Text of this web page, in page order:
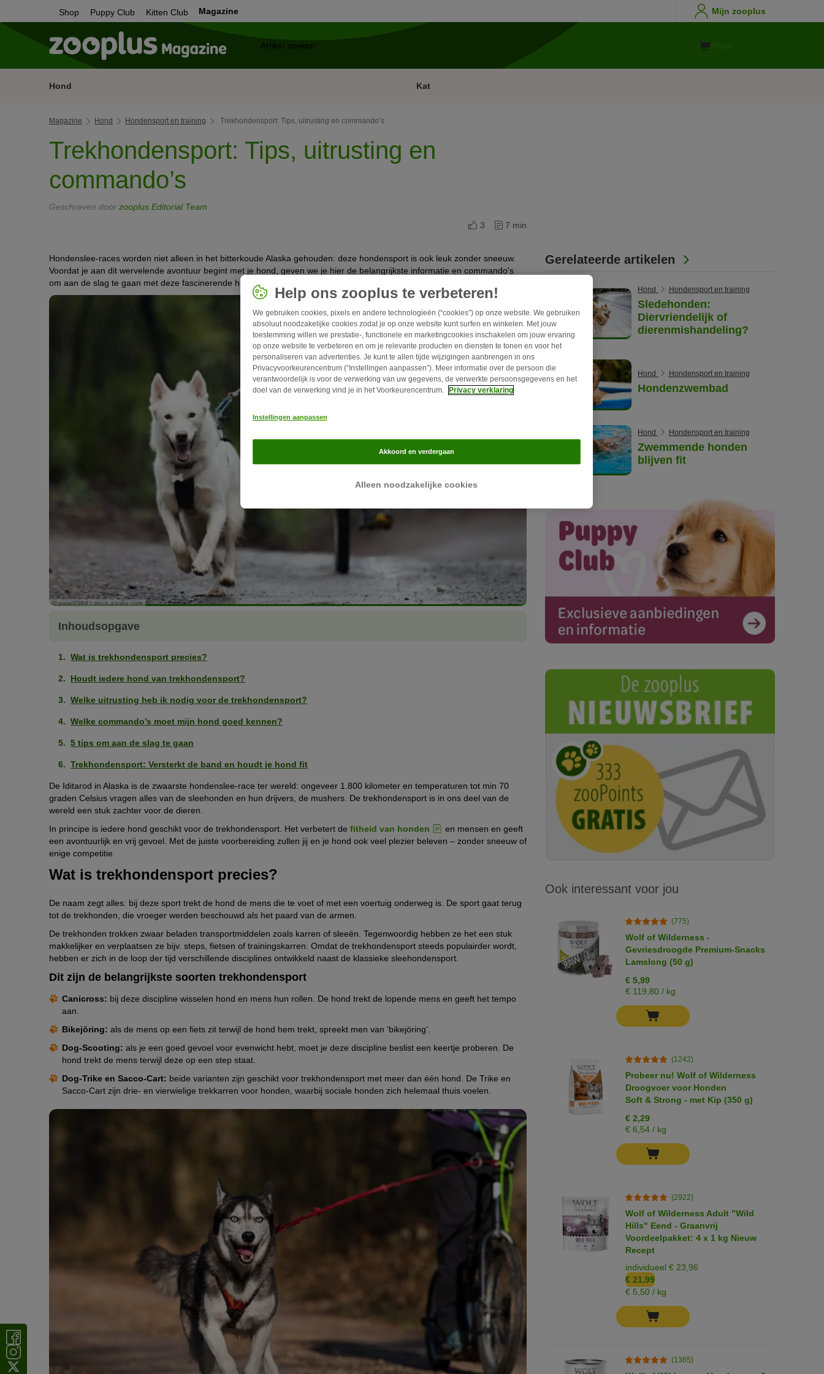
Shop Puppy Club Kitten Club Magazine Mijn zooplus
Hond Kat
Magazine Hond Hondensport en training Trekhondensport: Tips, uitrusting en commando’s
Trekhondensport: Tips, uitrusting en
commando’s
Geschreven door zooplus Editorial Team
3
7 min
Hondenslee-races worden niet alleen in het bitterkoude Alaska gehouden: deze hondensport is ook leuk zonder sneeuw.
Voordat je aan dit wervelende avontuur begint met je hond, geven we je hier de belangrijkste informatie en commando's
om aan de slag te gaan met deze fascinerende hondensport.
© pavel1964 / stock.adobe.com
Inhoudsopgave
Wat is trekhondensport precies?
Houdt iedere hond van trekhondensport?
Welke uitrusting heb ik nodig voor de trekhondensport?
Welke commando’s moet mijn hond goed kennen?
5 tips om aan de slag te gaan
Trekhondensport: Versterkt de band en houdt je hond fit
De Iditarod in Alaska is de zwaarste hondenslee-race ter wereld: ongeveer 1.800 kilometer en temperaturen tot min 70
graden Celsius vragen alles van de sleehonden en hun drijvers, de mushers. De trekhondensport is in ons deel van de
wereld een stuk zachter voor de dieren.
In principe is iedere hond geschikt voor de trekhondensport. Het verbetert de fitheid van honden
en mensen en geeft
een avontuurlijk en vrij gevoel. Met de juiste voorbereiding zullen jij en je hond ook veel plezier beleven – zonder sneeuw of
enige competitie.
Wat is trekhondensport precies?
De naam zegt alles: bij deze sport trekt de hond de mens die te voet of met een voertuig onderweg is. De sport gaat terug
tot de trekhonden, die vroeger werden beschouwd als het paard van de armen.
De trekhonden trokken zwaar beladen transportmiddelen zoals karren of sleeën. Tegenwoordig hebben ze het een stuk
makkelijker en verplaatsen ze bijv. steps, fietsen of trainingskarren. Omdat de trekhondensport steeds populairder wordt,
hebben er zich in de loop der tijd verschillende disciplines ontwikkeld naast de klassieke sleehondensport.
Dit zijn de belangrijkste soorten trekhondensport
Canicross: bij deze discipline wisselen hond en mens hun rollen. De hond trekt de lopende mens en geeft het tempo
aan.
Bikejöring: als de mens op een fiets zit terwijl de hond hem trekt, spreekt men van ‘bikejöring’.
Dog-Scooting: als je een goed gevoel voor evenwicht hebt, moet je deze discipline beslist een keertje proberen. De
hond trekt de mens terwijl deze op een step staat.
Dog-Trike en Sacco-Cart: beide varianten zijn geschikt voor trekhondensport met meer dan één hond. De Trike en
Sacco-Cart zijn drie- en vierwielige trekkarren voor honden, waarbij sociale honden zich helemaal thuis voelen.
Gerelateerde artikelen
Hond Hondensport en training
Sledehonden:
Diervriendelijk of
dierenmishandeling?
Hond Hondensport en training
Hondenzwembad
Hond Hondensport en training
Zwemmende honden
blijven fit
Ook interessant voor jou
(775)
Wolf of Wilderness -
Gevriesdroogde Premium-Snacks
Lamslong (50 g)
€ 5,99
€ 119,80 / kg
(1242)
Probeer nu! Wolf of Wilderness
Droogvoer voor Honden
Soft & Strong - met Kip (350 g)
€ 2,29
€ 6,54 / kg
(2922)
Wolf of Wilderness Adult "Wild
Hills" Eend - Graanvrij
Voordeelpakket: 4 x 1 kg Nieuw
Recept
individueel € 23,96
€ 21,99
€ 5,50 / kg
(1365)
Help ons zooplus te verbeteren!
We gebruiken cookies, pixels en andere technologieën (“cookies”) op onze website. We gebruiken
absoluut noodzakelijke cookies zodat je op onze website kunt surfen en winkelen. Met jouw
toestemming willen we prestatie-, functionele en marketingcookies inschakelen om jouw ervaring
op onze website te verbeteren en om je relevante producten en diensten te tonen en voor het
personaliseren van advertenties. Je kunt te allen tijde wijzigingen aanbrengen in ons
Privacyvoorkeurencentrum (“Instellingen aanpassen”). Meer informatie over de persoon die
verantwoordelijk is voor de verwerking van uw gegevens, de verwerkte persoonsgegevens en het
doel van de verwerking vind je in het Voorkeurencentrum.
Privacy verklaring
Instellingen aanpassen
Alleen noodzakelijke cookies
Akkoord en verdergaan